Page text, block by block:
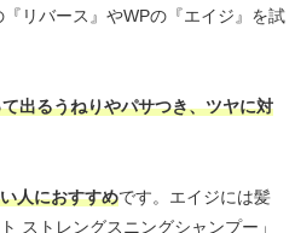
リバース』やWPの『エイジ』を試
出るうねりやパサつき、ツヤに対
人におすすめです。エイジには髪
ストレングスニングシャンプー」